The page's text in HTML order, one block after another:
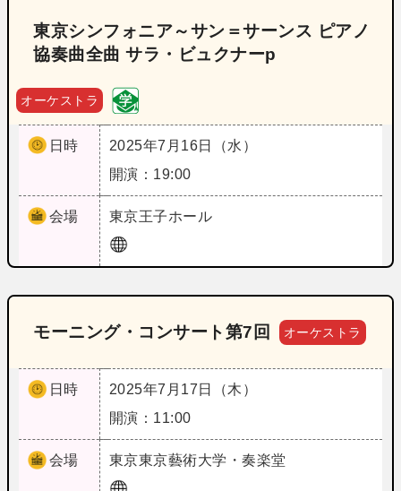
東京シンフォニア～サン＝サーンス ピアノ
協奏曲全曲 サラ・ビュクナーp
オーケストラ
日時
2025年7月16日（水）
開演：19:00
会場 東京王子ホール
モーニング・コンサート第7回 オーケストラ
日時
2025年7月17日（木）
開演：11:00
会場 東京東京藝術大学・奏楽堂